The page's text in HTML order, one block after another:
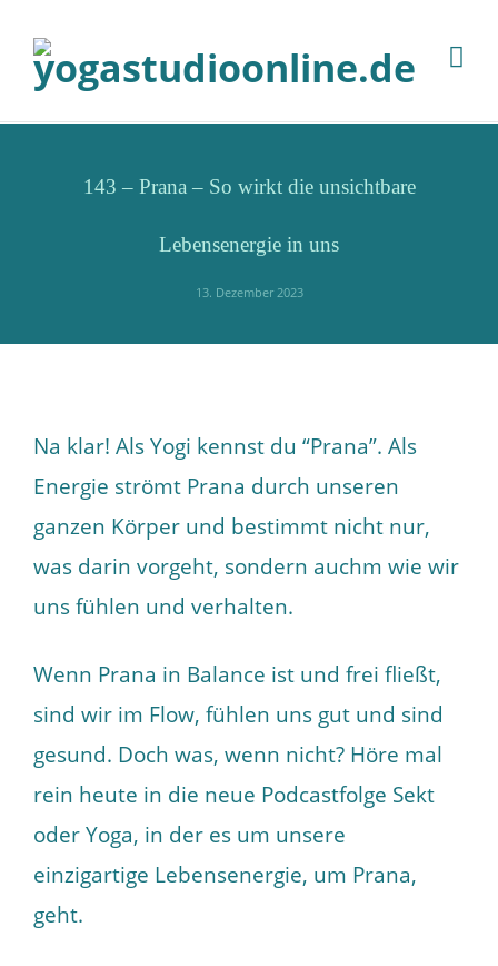
143 – Prana – So wirkt die unsichtbare
Lebensenergie in uns
13. Dezember 2023
Na klar! Als Yogi kennst du “Prana”. Als
Energie strömt Prana durch unseren
ganzen Körper und bestimmt nicht nur,
was darin vorgeht, sondern auchm wie wir
uns fühlen und verhalten.
Wenn Prana in Balance ist und frei fließt,
sind wir im Flow, fühlen uns gut und sind
gesund. Doch was, wenn nicht? Höre mal
rein heute in die neue Podcastfolge Sekt
oder Yoga, in der es um unsere
einzigartige Lebensenergie, um Prana,
geht.